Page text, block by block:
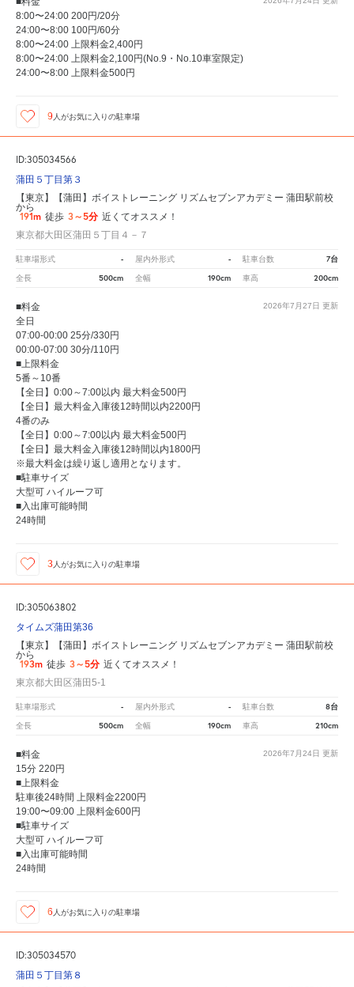
8:00〜24:00 200円/20分
24:00〜8:00 100円/60分
8:00〜24:00 上限料金2,400円
8:00〜24:00 上限料金2,100円(No.9・No.10車室限定)
24:00〜8:00 上限料金500円
9 人がお気に入りの駐車場
ID:305034566
蒲田５丁目第３
【東京】【蒲田】ボイストレーニング リズムセブンアカデミー 蒲田駅前校
から
191m 徒歩 3～5分 近くてオススメ！
東京都大田区蒲田５丁目４－７
駐車場形式 - 屋内外形式 - 駐車台数 7台
全長 500cm 全幅 190cm 車高 200cm
2026年7月27日 更新
■料金
全日
07:00-00:00 25分/330円
00:00-07:00 30分/110円
■上限料金
5番～10番
【全日】0:00～7:00以内 最大料金500円
【全日】最大料金入庫後12時間以内2200円
4番のみ
【全日】0:00～7:00以内 最大料金500円
【全日】最大料金入庫後12時間以内1800円
※最大料金は繰り返し適用となります。
■駐車サイズ
大型可 ハイルーフ可
■入出庫可能時間
24時間
3 人がお気に入りの駐車場
ID:305063802
タイムズ蒲田第36
【東京】【蒲田】ボイストレーニング リズムセブンアカデミー 蒲田駅前校
から
193m 徒歩 3～5分 近くてオススメ！
東京都大田区蒲田5-1
駐車場形式 - 屋内外形式 - 駐車台数 8台
全長 500cm 全幅 190cm 車高 210cm
2026年7月24日 更新
■料金
15分 220円
■上限料金
駐車後24時間 上限料金2200円
19:00〜09:00 上限料金600円
■駐車サイズ
大型可 ハイルーフ可
■入出庫可能時間
24時間
6 人がお気に入りの駐車場
ID:305034570
蒲田５丁目第８